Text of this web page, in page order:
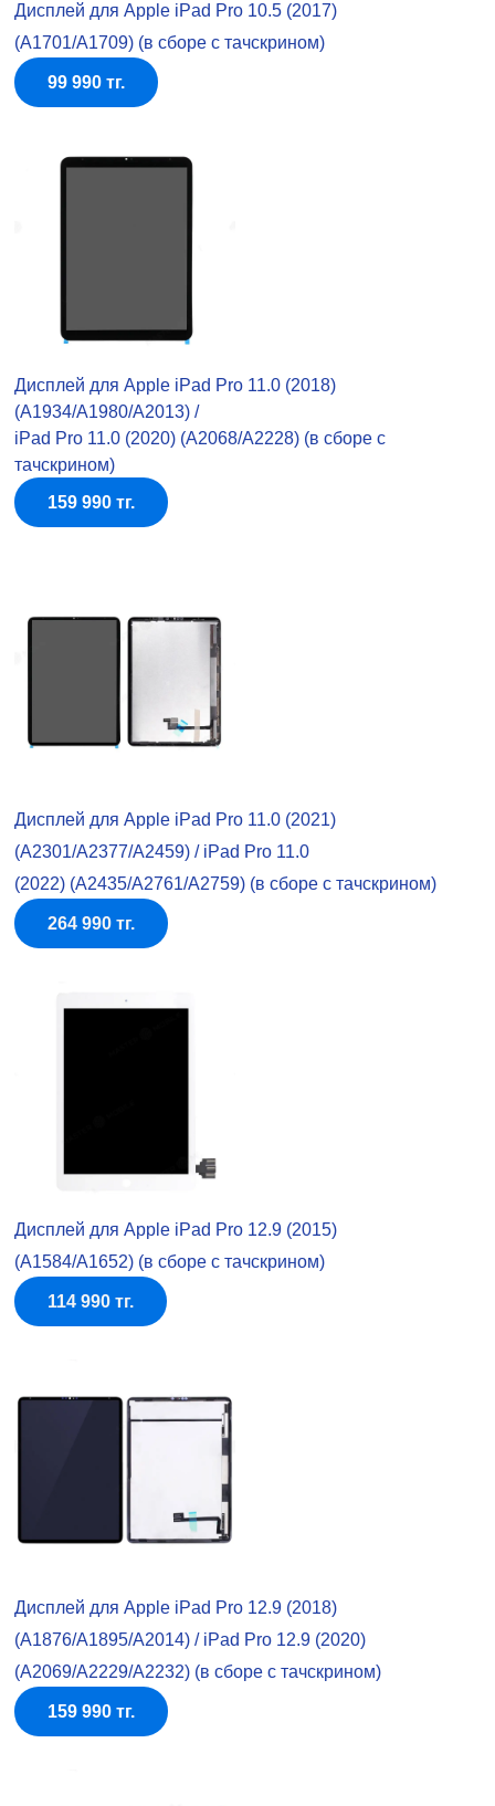
Дисплей для Apple iPad Pro 10.5 (2017)
(A1701/A1709) (в сборе с тачскрином)
99 990 тг.
Дисплей для Apple iPad Pro 11.0 (2018)
(A1934/A1980/A2013) /
iPad Pro 11.0 (2020) (A2068/A2228) (в сборе с
тачскрином)
159 990 тг.
Дисплей для Apple iPad Pro 11.0 (2021)
(A2301/A2377/A2459) / iPad Pro 11.0
(2022) (A2435/A2761/A2759) (в сборе с тачскрином)
264 990 тг.
Дисплей для Apple iPad Pro 12.9 (2015)
(A1584/A1652) (в сборе с тачскрином)
114 990 тг.
Дисплей для Apple iPad Pro 12.9 (2018)
(A1876/A1895/A2014) / iPad Pro 12.9 (2020)
(A2069/A2229/A2232) (в сборе с тачскрином)
159 990 тг.